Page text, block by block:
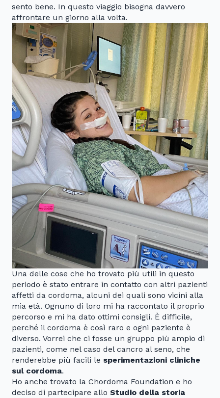
sento bene. In questo viaggio bisogna davvero
affrontare un giorno alla volta.
Una delle cose che ho trovato più utili in questo
periodo è stato entrare in contatto con altri pazienti
affetti da cordoma, alcuni dei quali sono vicini alla
mia età. Ognuno di loro mi ha raccontato il proprio
percorso e mi ha dato ottimi consigli. È difficile,
perché il cordoma è così raro e ogni paziente è
diverso. Vorrei che ci fosse un gruppo più ampio di
pazienti, come nel caso del cancro al seno, che
renderebbe più facili le sperimentazioni cliniche
sul cordoma.
Ho anche trovato la Chordoma Foundation e ho
deciso di partecipare allo Studio della storia